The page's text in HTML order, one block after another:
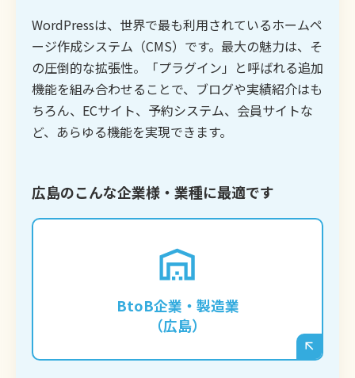
WordPressは、世界で最も利用されているホームペ
ージ作成システム（CMS）です。最大の魅力は、そ
の圧倒的な拡張性。「プラグイン」と呼ばれる追加
機能を組み合わせることで、ブログや実績紹介はも
ちろん、ECサイト、予約システム、会員サイトな
ど、あらゆる機能を実現できます。
広島のこんな企業様・業種に最適です
BtoB企業・製造業
（広島）
専門的な技術や製品情報をブログで発信し、
潜在的な顧客からの問い合わせを獲得したい
することで、強力なSEO効果が期待できま